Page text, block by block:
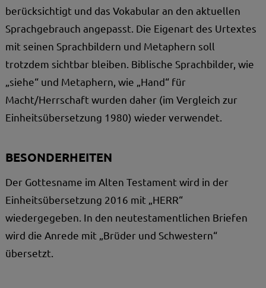
berücksichtigt und das Vokabular an den aktuellen
Sprachgebrauch angepasst. Die Eigenart des Urtextes
mit seinen Sprachbildern und Metaphern soll
trotzdem sichtbar bleiben. Biblische Sprachbilder, wie
„siehe“ und Metaphern, wie „Hand“ für
Macht/Herrschaft wurden daher (im Vergleich zur
Einheitsübersetzung 1980) wieder verwendet.
BESONDERHEITEN
Der Gottesname im Alten Testament wird in der
Einheitsübersetzung 2016 mit „HERR“
wiedergegeben. In den neutestamentlichen Briefen
wird die Anrede mit „Brüder und Schwestern“
übersetzt.